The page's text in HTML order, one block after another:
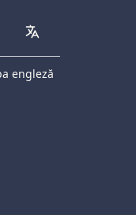
collapsed
engleză